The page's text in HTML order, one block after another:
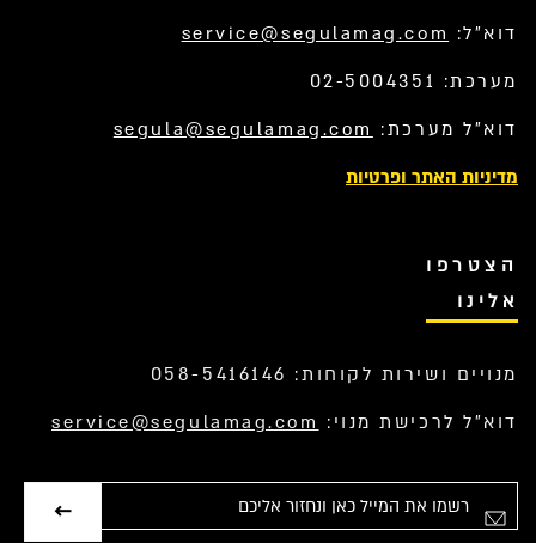
דוא”ל: service@segulamag.com
מערכת: 02-5004351
דוא”ל מערכת: segula@segulamag.com
מדיניות האתר ופרטיות
הצטרפו
אלינו
מנויים ושירות לקוחות: 058-5416146
דוא”ל לרכישת מנוי: service@segulamag.com
אימייל